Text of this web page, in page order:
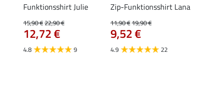
Funktionsshirt Julie
15,90 €22,90 €
12,72 €
4.8 9
Zip-Funktionsshirt Lana
11,90 €19,90 €
9,52 €
4.9 22